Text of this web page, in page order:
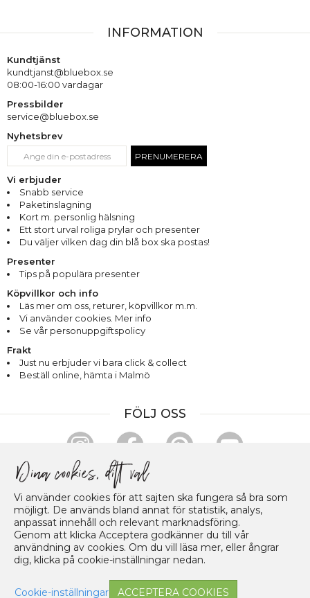
Vi använder cookies för att sajten ska fungera så bra som
möjligt. De används bland annat för statistik, analys,
anpassat innehåll och relevant marknadsföring.
Genom att klicka Acceptera godkänner du till vår
användning av cookies. Om du vill läsa mer, eller ångrar
dig, klicka på cookie-inställningar nedan.
Cookie-inställningar ACCEPTERA COOKIES
INFORMATION
Kundtjänst
kundtjanst@bluebox.se
08:00-16:00 vardagar
Pressbilder
service@bluebox.se
Nyhetsbrev
PRENUMERERA
Vi erbjuder
Snabb service
Paketinslagning
Kort m. personlig hälsning
Ett stort urval roliga prylar och presenter
Du väljer vilken dag din blå box ska postas!
Presenter
Tips på populära presenter
Köpvillkor och info
Läs mer om oss, returer, köpvillkor m.m.
Vi använder cookies. Mer info
Se vår personuppgiftspolicy
Frakt
Just nu erbjuder vi bara click & collect
Beställ online, hämta i Malmö
FÖLJ OSS
HANDLA & BETALA TRYGGT